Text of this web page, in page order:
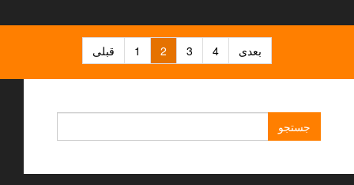
نوشته‌ها
قبلی 1 2 3 4 بعدی
برای: